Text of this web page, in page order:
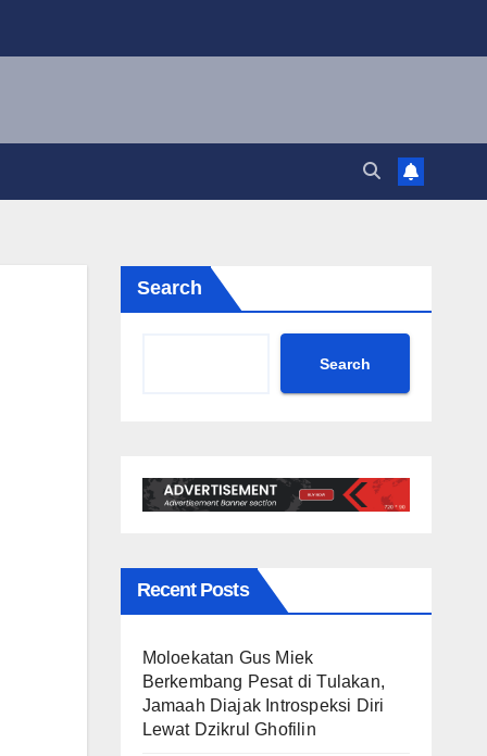
Search
Search
Recent Posts
Moloekatan Gus Miek
Berkembang Pesat di Tulakan,
Jamaah Diajak Introspeksi Diri
Lewat Dzikrul Ghofilin